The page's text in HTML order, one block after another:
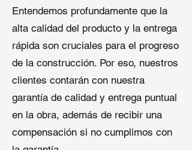
Los rollos de techado de goma
EPDM fabricados por Qingdao
Shuangshi ofrecen ventajas
consistentes valoradas por
empresas de techado EPDM
comercialesy desarrolladores de
Impermeabilización Sin Costuras:
Protección confiable contra
filtraciones para sistemas de
el movimiento estructural sin
agrietarse.
Perfil ecológico: Materiales de
bajo VOC, reciclables que
apoyan prácticas de
Especificaciones técnicas:
Grosor:1.2 mm, 1.5 mm, 2.0
mm, 2.5 mm (personalizable)
Ancho:
Entendemos profundamente que la
alta calidad del producto y la entrega
rápida son cruciales para el progreso
de la construcción. Por eso, nuestros
clientes contarán con nuestra
garantía de calidad y entrega puntual
en la obra, además de recibir una
compensación si no cumplimos con